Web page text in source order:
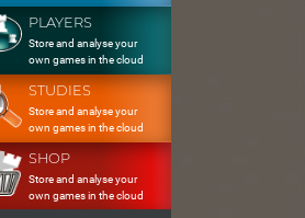
PLAYERS
Store and analyse your
own games in the cloud
STUDIES
Store and analyse your
own games in the cloud
SHOP
Store and analyse your
own games in the cloud